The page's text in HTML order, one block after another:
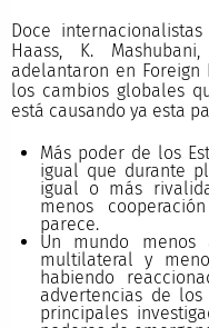
Doce
Haass, K.
adelantaron en
los cambios globales
está causando ya esta
Más poder de los
igual que durante
igual o más
menos
parece.
Un mundo menos
multilateral y
habiendo
advertencias de
principales